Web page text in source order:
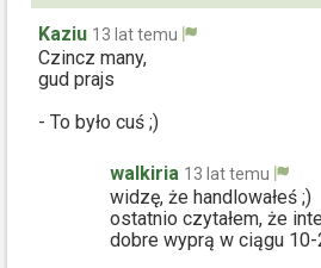
Kaziu 13 lat temu
Czincz many,
gud prajs
- To było cuś ;)
walkiria 13 lat temu
widzę, że handlowałeś ;)
ostatnio czytałem, że
dobre wyprą w ciągu